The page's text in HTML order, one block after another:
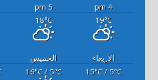
4 pm
5 pm
19°C
18°C
الأربعاء الخميس
15°C / 5°C
16°C/ 5°C